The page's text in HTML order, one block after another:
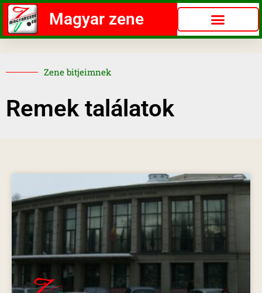
Magyar zene
Zene bitjeimnek
Remek találatok